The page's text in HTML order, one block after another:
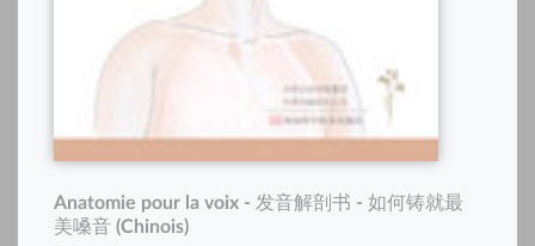
Anatomie pour la voix - 发音解剖书 - 如何铸就最
美嗓音 (Chinois)